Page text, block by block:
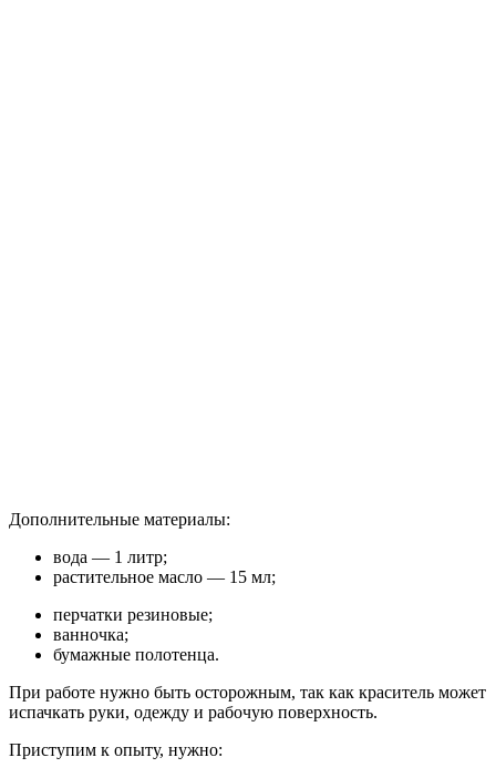
Дополнительные материалы:
вода — 1 литр;
растительное масло — 15 мл;
перчатки резиновые;
ванночка;
бумажные полотенца.
При работе нужно быть осторожным, так как краситель может
испачкать руки, одежду и рабочую поверхность.
Приступим к опыту, нужно: